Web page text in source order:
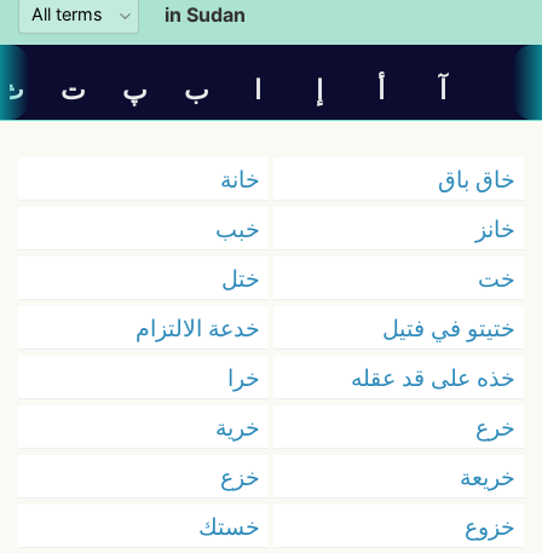
in Sudan
آ أ إ ا ب پ ت
خاق باق
خانة
خانز
خبب
خت
ختل
ختيتو في فتيل
خدعة الالتزام
خذه على قد عقله
خرا
خرع
خرية
خريعة
خزع
خزوع
خستك